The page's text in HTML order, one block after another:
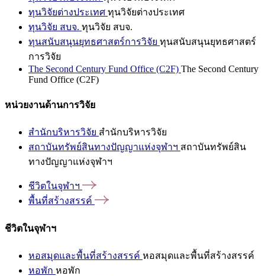
ทุนวิจัยต่างประเทศ ทุนวิจัยต่างประเทศ
ทุนวิจัย สบจ. ทุนวิจัย สบจ.
ทุนสนับสนุนยุทธศาสตร์การวิจัย ทุนสนับสนุนยุทธศาสตร์
การวิจัย
The Second Century Fund Office (C2F) The Second Century
Fund Office (C2F)
หน่วยงานด้านการวิจัย
สำนักบริหารวิจัย สำนักบริหารวิจัย
สถาบันทรัพย์สินทางปัญญาแห่งจุฬาฯ สถาบันทรัพย์สิน
ทางปัญญาแห่งจุฬาฯ
ชีวิตในจุฬาฯ
พื้นที่สร้างสรรค์
ชีวิตในจุฬาฯ
หอสมุดและพื้นที่สร้างสรรค์ หอสมุดและพื้นที่สร้างสรรค์
หอพัก หอพัก